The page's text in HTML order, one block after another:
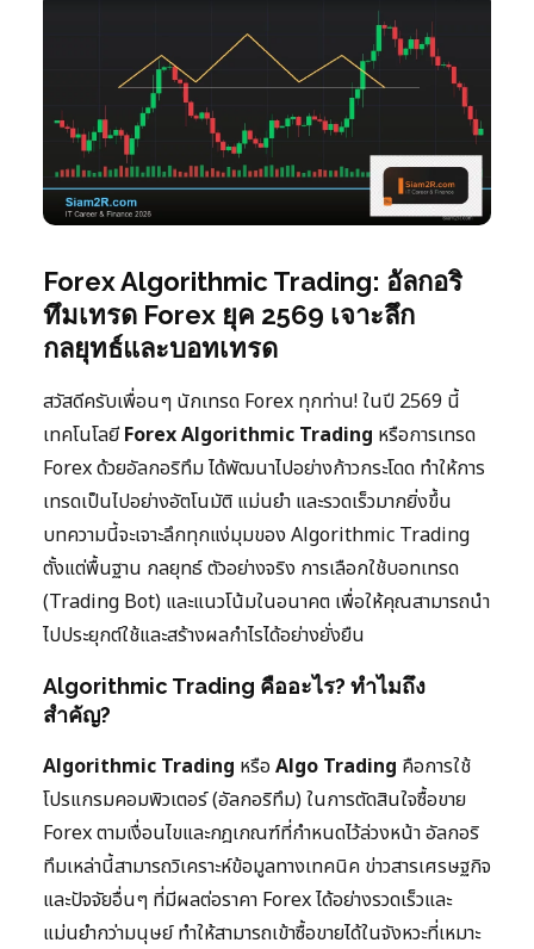
Forex Algorithmic Trading: อัลกอริ
ทึมเทรด Forex ยุค 2569 เจาะลึก
กลยุทธ์และบอทเทรด
สวัสดีครับเพื่อนๆ นักเทรด Forex ทุกท่าน! ในปี 2569 นี้
เทคโนโลยีForex Algorithmic Trading หรือการเทรด
Forex ด้วยอัลกอริทึม ได้พัฒนาไปอย่างก้าวกระโดด ทำให้การ
เทรดเป็นไปอย่างอัตโนมัติ แม่นยำ และรวดเร็วมากยิ่งขึ้น
บทความนี้จะเจาะลึกทุกแง่มุมของ Algorithmic Trading
ตั้งแต่พื้นฐาน กลยุทธ์ ตัวอย่างจริง การเลือกใช้บอทเทรด
(Trading Bot) และแนวโน้มในอนาคต เพื่อให้คุณสามารถนำ
ไปประยุกต์ใช้และสร้างผลกำไรได้อย่างยั่งยืน
Algorithmic Trading คืออะไร? ทำไมถึง
สำคัญ?
Algorithmic Trading หรือ Algo Trading คือการใช้
โปรแกรมคอมพิวเตอร์ (อัลกอริทึม) ในการตัดสินใจซื้อขาย
Forex ตามเงื่อนไขและกฎเกณฑ์ที่กำหนดไว้ล่วงหน้า อัลกอริ
ทึมเหล่านี้สามารถวิเคราะห์ข้อมูลทางเทคนิค ข่าวสารเศรษฐกิจ
และปัจจัยอื่นๆ ที่มีผลต่อราคา Forex ได้อย่างรวดเร็วและ
แม่นยำกว่ามนุษย์ ทำให้สามารถเข้าซื้อขายได้ในจังหวะที่เหมาะ